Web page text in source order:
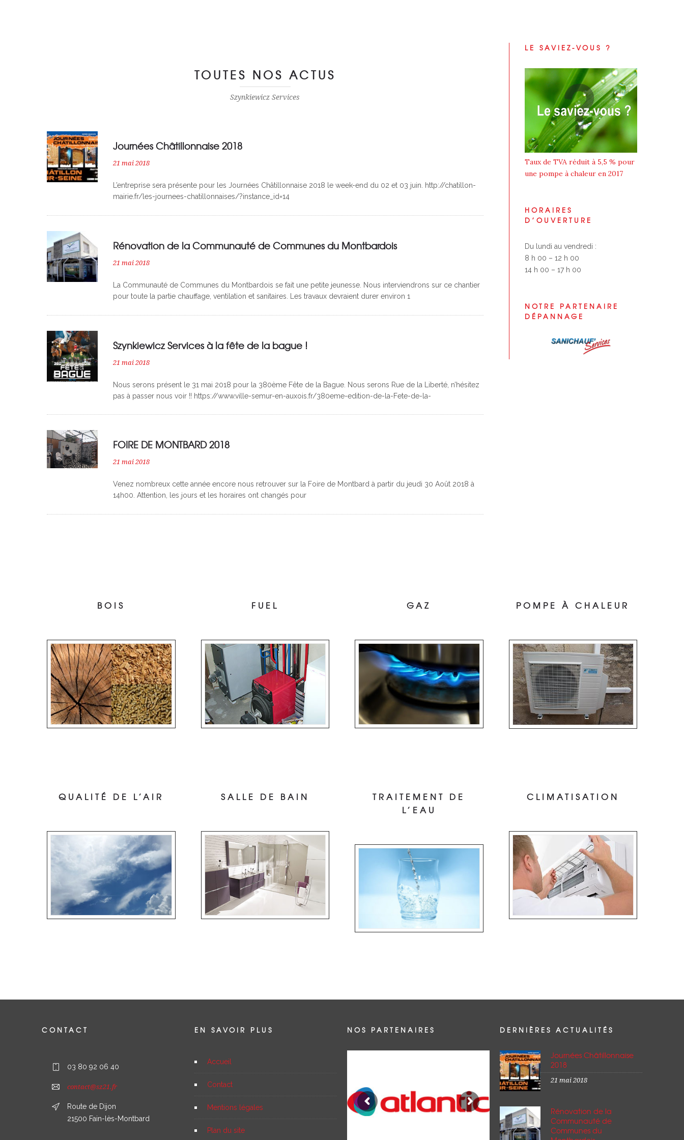
TOUTES NOS ACTUS
Szynkiewicz Services
Journées Châtillonnaise 2018
21 mai 2018
L’entreprise sera présente pour les Journées Châtillonnaise 2018 le week-end du 02 et 03 juin. http://chatillon-
mairie.fr/les-journees-chatillonnaises/?instance_id=14
Rénovation de la Communauté de Communes du Montbardois
21 mai 2018
La Communauté de Communes du Montbardois se fait une petite jeunesse. Nous interviendrons sur ce chantier
pour toute la partie chauffage, ventilation et sanitaires. Les travaux devraient durer environ 1
Szynkiewicz Services à la fête de la bague !
21 mai 2018
Nous serons présent le 31 mai 2018 pour la 380ème Fête de la Bague. Nous serons Rue de la Liberté, n’hésitez
pas à passer nous voir !! https://www.ville-semur-en-auxois.fr/380eme-edition-de-la-Fete-de-la-
FOIRE DE MONTBARD 2018
21 mai 2018
Venez nombreux cette année encore nous retrouver sur la Foire de Montbard à partir du jeudi 30 Août 2018 à
14h00. Attention, les jours et les horaires ont changés pour
LE SAVIEZ-VOUS ?
Taux de TVA réduit à 5,5 % pour
une pompe à chaleur en 2017
HORAIRES
D’OUVERTURE
Du lundi au vendredi :
8 h 00 – 12 h 00
14 h 00 – 17 h 00
NOTRE PARTENAIRE
DÉPANNAGE
BOIS FUEL GAZ POMPE À CHALEUR
QUALITÉ DE L’AIR SALLE DE BAIN
TRAITEMENT DE
L’EAU
CLIMATISATION
CONTACT
03 80 92 06 40
contact@sz21.fr
Route de Dijon
21500 Fain-lès-Montbard
EN SAVOIR PLUS
Accueil
Contact
Mentions légales
Plan du site
NOS PARTENAIRES DERNIÈRES ACTUALITÉS
Journées Châtillonnaise
2018
21 mai 2018
Rénovation de la
Communauté de
Communes du